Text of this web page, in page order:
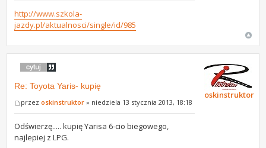
http://www.szkola-
jazdy.pl/aktualnosci/single/id/985
Re: Toyota Yaris- kupię
przezoskinstruktor » niedziela 13 stycznia 2013, 18:18
Odświerzę..... kupię Yarisa 6-cio biegowego,
najlepiej z LPG.
oskinstruktor